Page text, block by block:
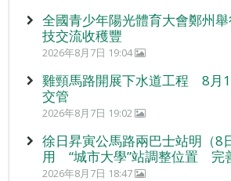
全國青少年陽光體育大會鄭州
技交流收穫豐
2026年8月7日 19:04
雞頸馬路開展下水道工程 8月
交管
2026年8月7日 19:02
徐日昇寅公馬路兩巴士站明（8
用 “城市大學”站調整位置 完
2026年8月7日 18:47